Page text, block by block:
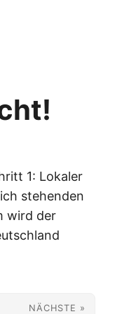
1: Lokaler
stehenden
wird der
NÄCHSTE »